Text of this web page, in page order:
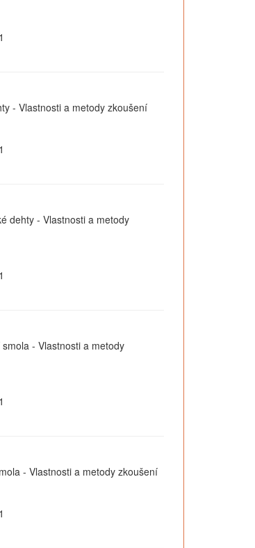
- Vlastnosti a metody zkoušení
dehty - Vlastnosti a metody
- Vlastnosti a metody
- Vlastnosti a metody zkoušení